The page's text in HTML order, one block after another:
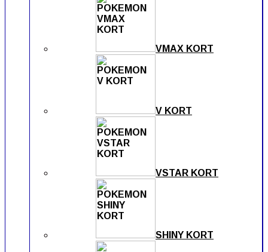
VMAX KORT
V KORT
VSTAR KORT
SHINY KORT